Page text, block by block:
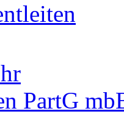
PartG